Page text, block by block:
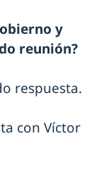
y
reunión?
respuesta.